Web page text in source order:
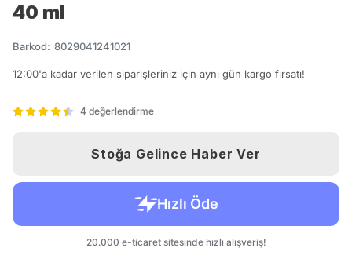
40 ml
Barkod: 8029041241021
12:00'a kadar verilen siparişleriniz için aynı gün kargo fırsatı!
4 değerlendirme
Stoğa Gelince Haber Ver